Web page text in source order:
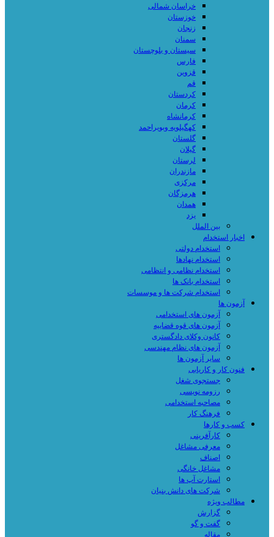
خراسان شمالی
خوزستان
زنجان
سمنان
سیستان و بلوچستان
فارس
قزوین
قم
کردستان
کرمان
کرمانشاه
کهگیلویه وبویراحمد
گلستان
گیلان
لرستان
مازندران
مرکزی
هرمزگان
همدان
یزد
بین الملل
اخبار استخدام
استخدام دولتی
استخدام نهادها
استخدام نظامی و انتظامی
استخدام بانک ها
استخدام شرکت ها و موسسات
آزمون ها
آزمون های استخدامی
آزمون های قوه قضاییه
کانون وکلای دادگستری
آزمون های نظام مهندسی
سایر آزمون ها
فنون کار و کاریابی
جستجوی شغل
رزومه نویسی
مصاحبه استخدامی
فرهنگ کار
کسب و کارها
کارآفرینی
معرفی مشاغل
اصناف
مشاغل خانگی
استارت آپ ها
شرکت های دانش بنیان
مطالب ویژه
گزارش
گفت و گو
مقاله